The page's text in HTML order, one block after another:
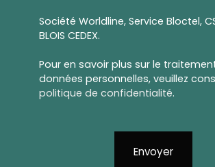
Société Worldline, Service Bloctel, CS
BLOIS CEDEX.
Pour en savoir plus sur le
données personnelles, veuillez
politique de confidentialité.
Envoyer